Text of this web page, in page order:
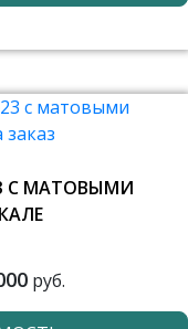
С МАТОВЫМИ
руб.